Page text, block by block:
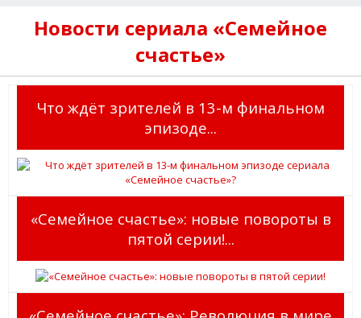
Новости сериала «Семейное
счастье»
Что ждёт зрителей в 13-м финальном
эпизоде...
«Семейное счастье»: новые повороты в
пятой серии!...